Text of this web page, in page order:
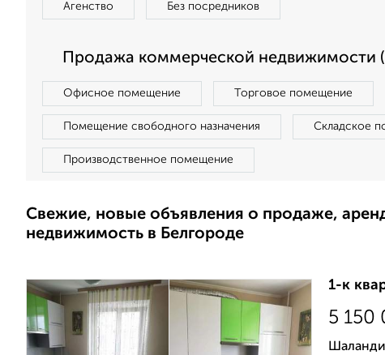
Агенство Без посредников
Продажа коммерческой недвижимости
Офисное помещение Торговое помещение
Помещение свободного назначения Складское
Производственное помещение
Свежие, новые объявления о продаже,
недвижимость в Белгороде
1-к
5 150